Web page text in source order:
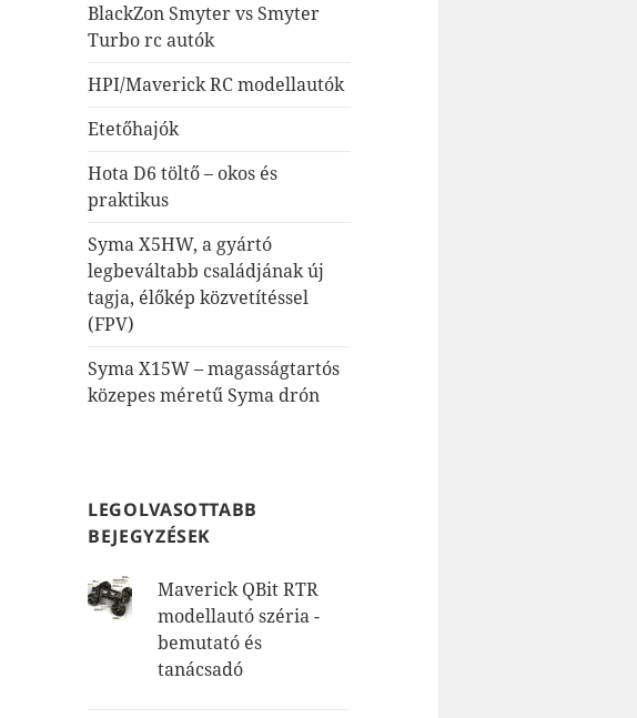
BlackZon Smyter vs Smyter
Turbo rc autók
HPI/Maverick RC modellautók
Etetőhajók
Hota D6 töltő – okos és
praktikus
Syma X5HW, a gyártó
legbeváltabb családjának új
tagja, élőkép közvetítéssel
(FPV)
Syma X15W – magasságtartós
közepes méretű Syma drón
LEGOLVASOTTABB
BEJEGYZÉSEK
Maverick QBit RTR
modellautó széria -
bemutató és
tanácsadó